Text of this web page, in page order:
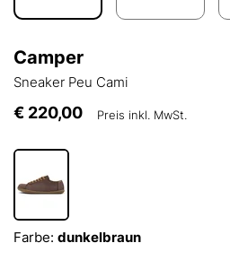
Camper
Sneaker Peu Cami
€ 220,00 Preis inkl. MwSt.
Farbe: dunkelbraun